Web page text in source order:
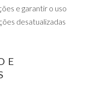
e garantir o uso
desatualizadas
E